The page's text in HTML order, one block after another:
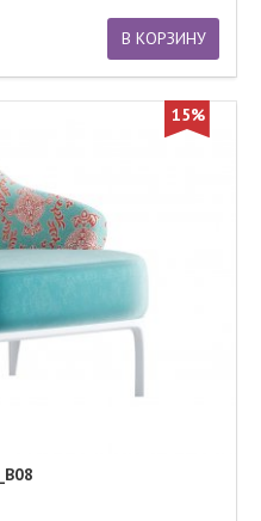
В КОРЗИНУ
15%